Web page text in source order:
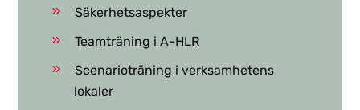
Säkerhetsaspekter
Teamträning i A-HLR
Scenarioträning i verksamhetens
lokaler